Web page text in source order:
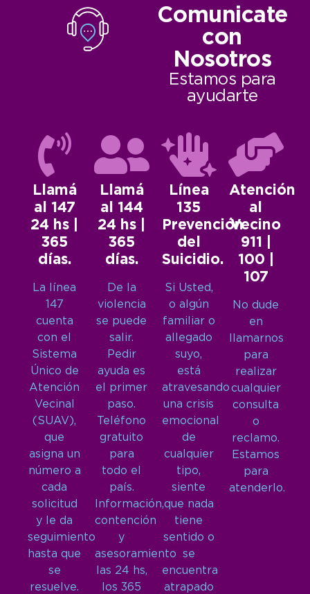
Comunicate
con
Nosotros
Estamos para
ayudarte
Llamá
al 147
24 hs |
365
días.
La línea
147
cuenta
con el
Sistema
Único de
Atención
Vecinal
(SUAV),
que
asigna un
número a
cada
solicitud
y le da
seguimiento
hasta que
se
resuelve.
Llamá
al 144
24 hs |
365
días.
De la
violencia
se puede
salir.
Pedir
ayuda es
el primer
paso.
Teléfono
gratuito
para
todo el
país.
Información,
contención
y
asesoramiento
las 24 hs,
los 365
Línea
135
Prevención
del
Suicidio.
Si Usted,
o algún
familiar o
allegado
suyo,
está
atravesando
una crisis
emocional
de
cualquier
tipo,
siente
que nada
tiene
sentido o
se
encuentra
atrapado
Atención
al
Vecino
911 |
100 |
107
No dude
en
llamarnos
para
realizar
cualquier
consulta
o
reclamo.
Estamos
para
atenderlo.